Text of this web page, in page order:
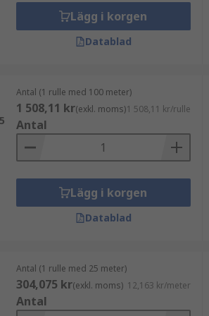
Lägg i korgen
Datablad
Antal (1 rulle med 100 meter)
1 508,11 kr(exkl. moms)1 508,11 kr/rulle
Antal
Lägg i korgen
Datablad
Antal (1 rulle med 25 meter)
304,075 kr(exkl. moms) 12,163 kr/meter
Antal